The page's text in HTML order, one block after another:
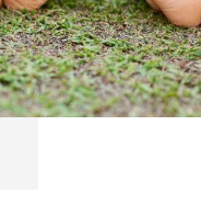
Tipy